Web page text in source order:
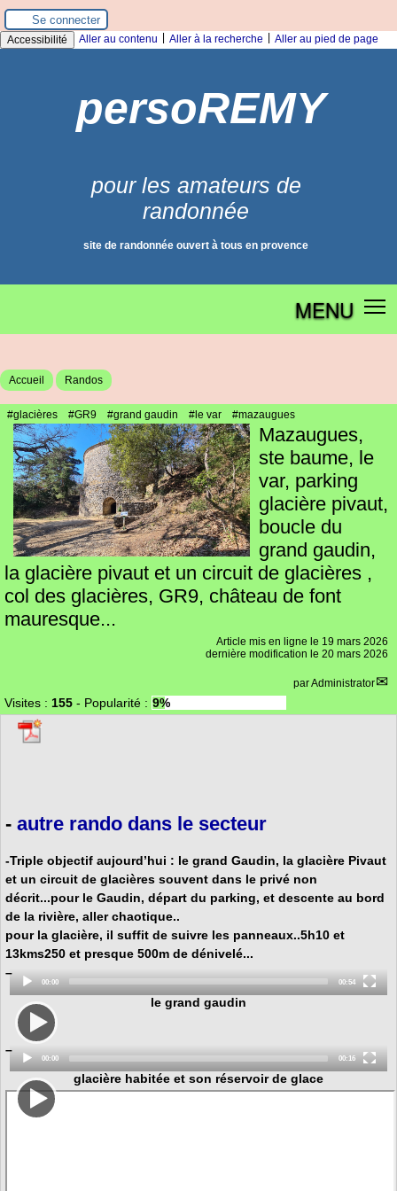
Panneau de gestion des cookies
Se connecter
Accessibilité Aller au contenu Aller à la recherche Aller au pied de page
persoREMY
pour les amateurs de
randonnée
site de randonnée ouvert à tous en provence
MENU
Accueil Randos
#glacières #GR9 #grand gaudin #le var #mazaugues
Mazaugues,
ste baume, le
var, parking
glacière pivaut,
boucle du
grand gaudin,
la glacière pivaut et un circuit de glacières ,
col des glacières, GR9, château de font
mauresque...
Article mis en ligne le 19 mars 2026
dernière modification le 20 mars 2026
parAdministrator
Visites : 155 - Popularité : 9%
- autre rando dans le secteur
-Triple objectif aujourd’hui : le grand Gaudin, la glacière Pivaut
et un circuit de glacières souvent dans le privé non
décrit...pour le Gaudin, départ du parking, et descente au bord
de la rivière, aller chaotique..
pour la glacière, il suffit de suivre les panneaux..5h10 et
13kms250 et presque 500m de dénivelé...
–
Video
Current
time
00:00 Total
duration
00:54
le grand gaudin
–
Video
Player
Current
00:00 Total
duration
00:16
glacière habitée et son réservoir de glace